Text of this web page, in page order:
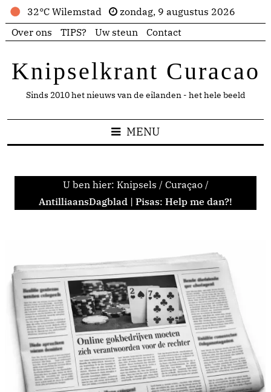
32°C Wilemstad
zondag, 9 augustus 2026
Over ons
TIPS? Uw steun Contact
Knipselkrant Curacao
Sinds 2010 het nieuws van de eilanden - het hele beeld
MENU
U ben hier: Knipsels / Curaçao /
AntilliaansDagblad | Pisas: Help me dan?!